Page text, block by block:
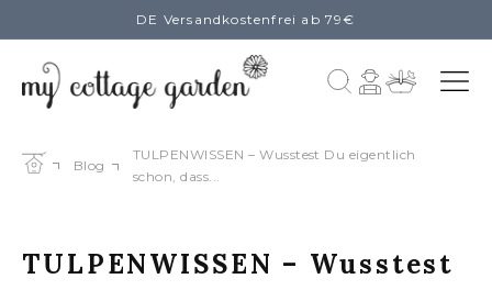
Inhalt
DE Versandkostenfrei ab 79€
Einloggen
Warenkorb
Blog
TULPENWISSEN – Wusstest Du eigentlich
schon, dass...
TULPENWISSEN – Wusstest